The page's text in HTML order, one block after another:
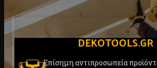
DEKOTOOLS.GR
Επίσημη αντιπροσωπεία